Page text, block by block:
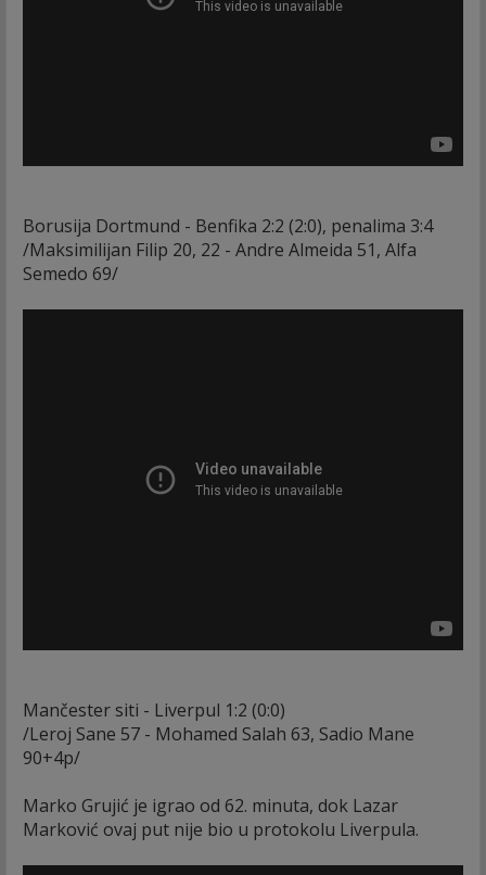
Borusija Dortmund - Benfika 2:2 (2:0), penalima 3:4
/Maksimilijan Filip 20, 22 - Andre Almeida 51, Alfa
Semedo 69/
Mančester siti - Liverpul 1:2 (0:0)
/Leroj Sane 57 - Mohamed Salah 63, Sadio Mane
90+4p/
Marko Grujić je igrao od 62. minuta, dok Lazar
Marković ovaj put nije bio u protokolu Liverpula.